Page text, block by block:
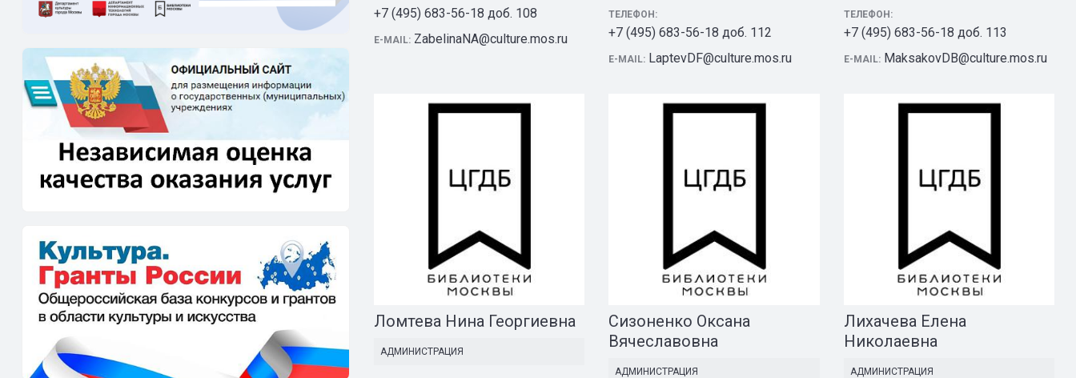
+7 (495) 683-56-18 доб. 108
E-MAIL: ZabelinaNA@culture.mos.ru
ТЕЛЕФОН:
+7 (495) 683-56-18 доб. 112
E-MAIL: LaptevDF@culture.mos.ru
ТЕЛЕФОН:
+7 (495) 683-56-18 доб. 113
E-MAIL: MaksakovDB@culture.mos.ru
Ломтева Нина Георгиевна
АДМИНИСТРАЦИЯ
Сизоненко Оксана
Вячеславовна
АДМИНИСТРАЦИЯ
Лихачева Елена
Николаевна
АДМИНИСТРАЦИЯ